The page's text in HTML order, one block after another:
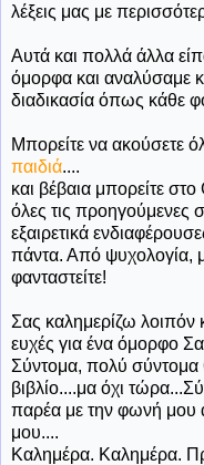
λέξεις μας με
Αυτά και πολλά άλλα
όμορφα και αναλύσαμε
διαδικασία όπως κάθε
Μπορείτε να ακούσετε
παιδιά....
και βέβαια μπορείτε
όλες τις προηγούμενες
εξαιρετικά
πάντα. Από ψυχολογία,
φανταστείτε!
Σας καλημερίζω λοιπόν
ευχές για ένα όμορφο
Σύντομα, πολύ
βιβλίο....μα όχι
παρέα με την φωνή μου
μου....
Καλημέρα. Καλημέρα.